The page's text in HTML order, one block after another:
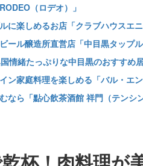
（ロデオ）」
に楽しめるお店「クラブハウスエ
ール醸造所直営店「中目黒タップル
情緒たっぷりな中目黒のおすすめ
ン家庭料理を楽しめる「バル・エン
なら「點心飲茶酒館 祥門（テンシ